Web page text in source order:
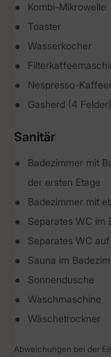
Kombi-Mikrowelle
Toaster
Wasserkocher
Nespresso-
Gasherd (4 Felder)
Sanitär
Badezimmer mit
der ersten Etage
Badezimmer mit
Separates WC im
Separates WC
Sauna im
Sonnendusche
Waschmaschine
Wäschetrockner
Abweichungen bei der